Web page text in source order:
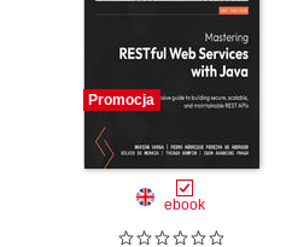
Promocja
ebook